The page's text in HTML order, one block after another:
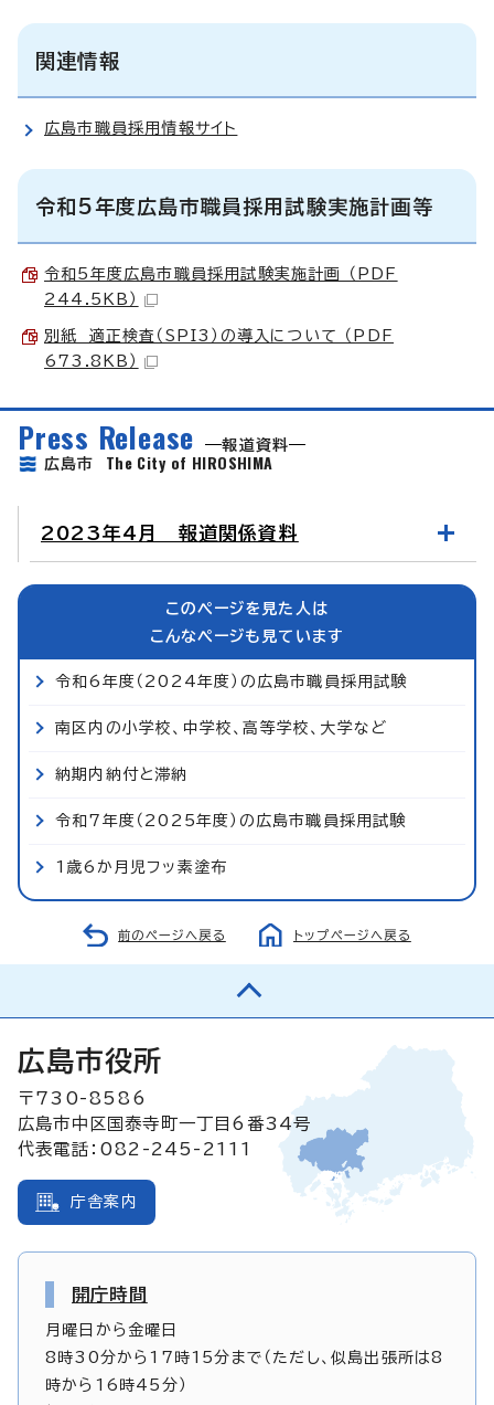
関連情報
広島市職員採用情報サイト
令和5年度広島市職員採用試験実施計画等
令和5年度広島市職員採用試験実施計画 （PDF
244.5KB）
別紙 適正検査（SPI3）の導入について （PDF
673.8KB）
Press Release
報道資料
広島市 The City of HIROSHIMA
2023年4月 報道関係資料
このページを見た人は
こんなページも見ています
令和6年度（2024年度）の広島市職員採用試験
南区内の小学校、中学校、高等学校、大学など
納期内納付と滞納
令和7年度（2025年度）の広島市職員採用試験
1歳6か月児フッ素塗布
前のページへ戻る トップページへ戻る
広島市役所
〒730-8586
広島市中区国泰寺町一丁目6番34号
代表電話：082-245-2111
庁舎案内
開庁時間
月曜日から金曜日
8時30分から17時15分まで（ただし、似島出張所は8
時から16時45分）